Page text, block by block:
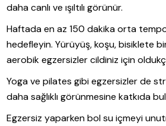
daha canlı ve ışıltılı görünür.
Haftada en az 150 dakika orta
hedefleyin. Yürüyüş, koşu, bisiklete
aerobik egzersizler cildiniz için
Yoga ve pilates gibi egzersizler de
daha sağlıklı görünmesine katkıda
Egzersiz yaparken bol su içmeyi